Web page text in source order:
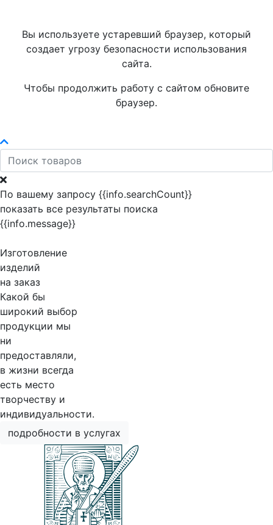
Вы используете устаревший браузер, который
создает угрозу безопасности использования
сайта.
Чтобы продолжить работу с сайтом обновите
браузер.
По вашему запросу {{info.searchCount}}
показать все результаты поиска
{{info.message}}
Изготовление
изделий
на заказ
Какой бы
широкий выбор
продукции мы
ни
предоставляли,
в жизни всегда
есть место
творчеству и
индивидуальности.
подробности в услугах